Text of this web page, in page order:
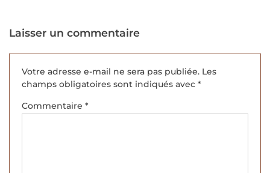
Laisser un commentaire
Votre adresse e-mail ne sera pas publiée. Les
champs obligatoires sont indiqués avec *
Commentaire *